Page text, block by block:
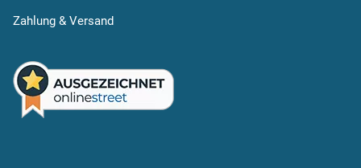
Zahlung & Versand